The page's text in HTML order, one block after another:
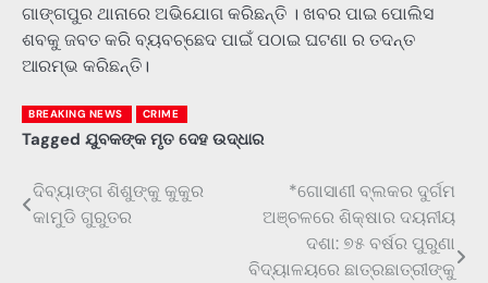
ଗାଙ୍ଗପୁର ଥାନାରେ ଅଭିଯୋଗ କରିଛନ୍ତି । ଖବର ପାଇ ପୋଲିସ
ଶବକୁ ଜବତ କରି ବ୍ୟବଚ୍ଛେଦ ପାଇଁ ପଠାଇ ଘଟଣା ର ତଦନ୍ତ
ଆରମ୍ଭ କରିଛନ୍ତି।
BREAKING NEWS CRIME
Tagged ଯୁବକଙ୍କ ମୃତ ଦେହ ଉଦ୍ଧାର
Post
navigation
ଦିବ୍ୟାଙ୍ଗ ଶିଶୁଙ୍କୁ କୁକୁର
କାମୁଡି ଗୁରୁତର
*ଗୋସାଣୀ ବ୍ଲକର ଦୁର୍ଗମ
ଅଞ୍ଚଳରେ ଶିକ୍ଷାର ଦୟନୀୟ
ଦଶା: ୭୫ ବର୍ଷର ପୁରୁଣା
ବିଦ୍ୟାଳୟରେ ଛାତ୍ରଛାତ୍ରୀଙ୍କୁ